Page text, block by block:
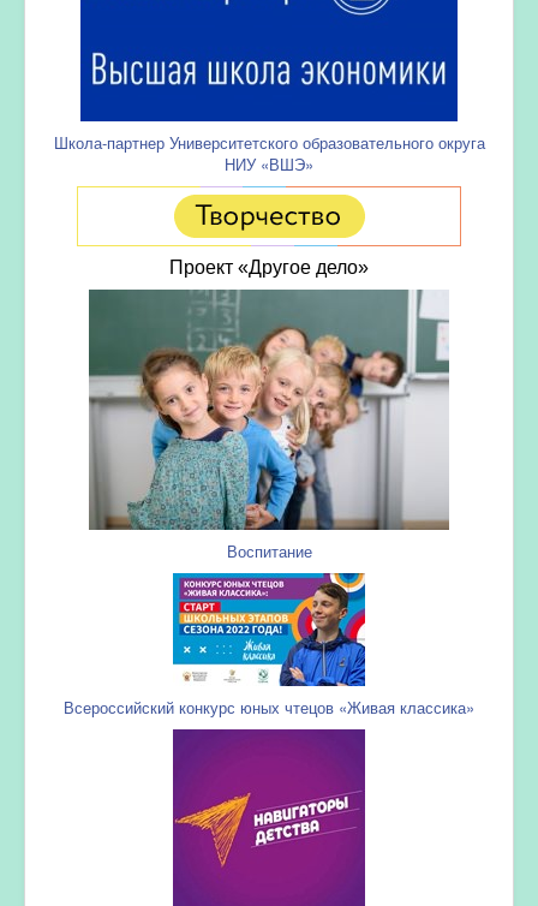
Школа-партнер Университетского образовательного округа
НИУ «ВШЭ»
Проект «Другое дело»
Воспитание
Всероссийский конкурс юных чтецов «Живая классика»